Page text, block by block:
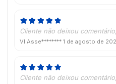
Cliente não deixou
VI Asse******** 1 de agosto de
Cliente não deixou